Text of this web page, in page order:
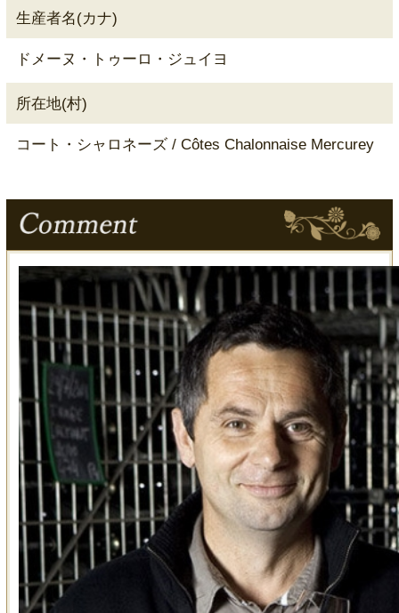
生産者名(カナ)
ドメーヌ・トゥーロ・ジュイヨ
所在地(村)
コート・シャロネーズ / Côtes Chalonnaise Mercurey